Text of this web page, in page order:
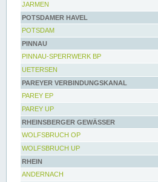
JARMEN
POTSDAMER HAVEL
POTSDAM
PINNAU
PINNAU-SPERRWERK BP
UETERSEN
PAREYER VERBINDUNGSKANAL
PAREY EP
PAREY UP
RHEINSBERGER GEWÄSSER
WOLFSBRUCH OP
WOLFSBRUCH UP
RHEIN
ANDERNACH